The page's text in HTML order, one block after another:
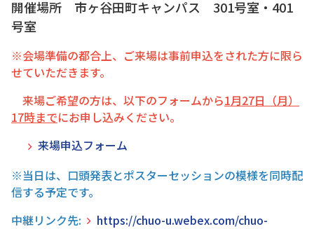
開催場所 市ヶ谷田町キャンパス 301号室・401
号室
※会場準備の都合上、ご来場は事前申込をされた方に限ら
せていただきます。
来場ご希望の方は、以下のフォームから1月27日（月）
17時までにお申し込みください。
来場申込フォーム
※当日は、口頭発表とポスターセッションの模様を同時配
信する予定です。
中継リンク先:
https://chuo-u.webex.com/chuo-